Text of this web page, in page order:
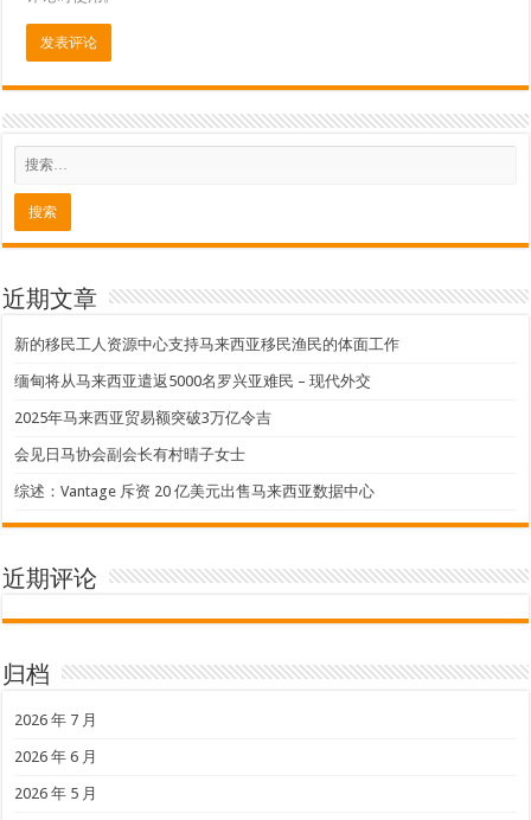
近期文章
新的移民工人资源中心支持马来西亚移民渔民的体面工作
缅甸将从马来西亚遣返5000名罗兴亚难民 – 现代外交
2025年马来西亚贸易额突破3万亿令吉
会见日马协会副会长有村晴子女士
综述：Vantage 斥资 20 亿美元出售马来西亚数据中心
近期评论
归档
2026 年 7 月
2026 年 6 月
2026 年 5 月